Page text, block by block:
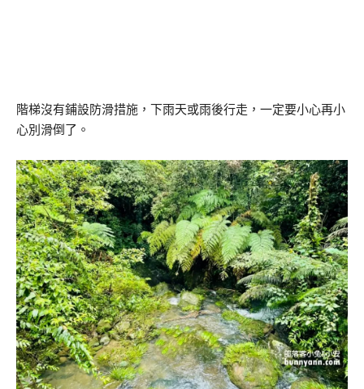
階梯沒有鋪設防滑措施，下雨天或雨後行走，一定要小心再小
心別滑倒了。